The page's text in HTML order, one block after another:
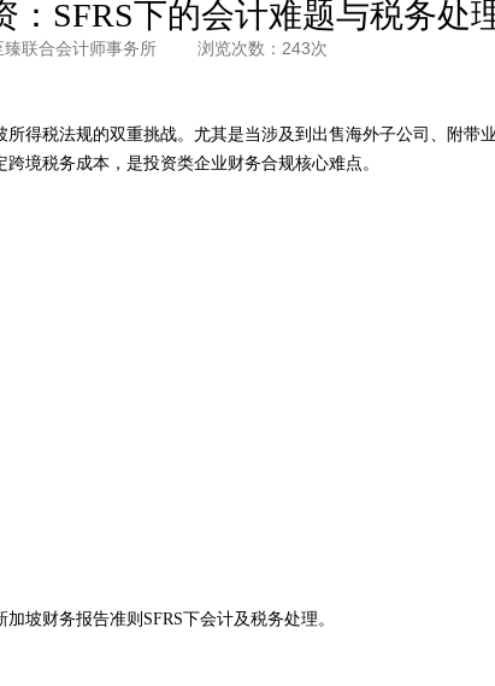
SFRS下的会计难题与税务处
联合会计师事务所 浏览次数：243次
得税法规的双重挑战。尤其是当涉及到出售海外子公司、附带
境税务成本，是投资类企业财务合规核心难点。
坡财务报告准则SFRS下会计及税务处理。